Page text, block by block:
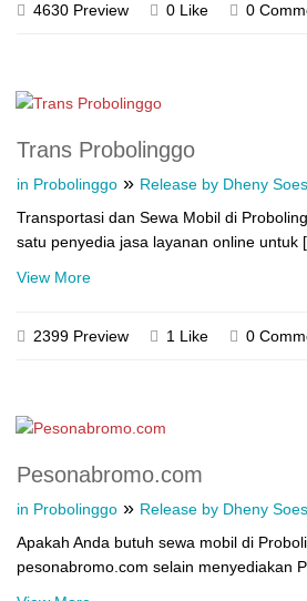
4630 Preview 0 Like 0
Trans Probolinggo
in Probolinggo » Release by Dheny
Transportasi dan Sewa Mobil di
satu penyedia jasa layanan online untuk
View More
2399 Preview 1 Like 0
Pesonabromo.com
in Probolinggo » Release by Dheny
Apakah Anda butuh sewa mobil di
pesonabromo.com selain menyediakan